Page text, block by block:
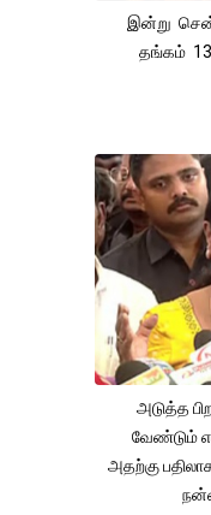
இன்று
தங்கம்
அடுத்த
வேண்டும்
அதற்கு